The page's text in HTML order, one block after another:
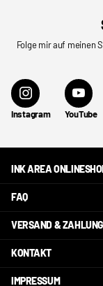
Folge mir auf meinen
Instagram YouTube
INK AREA
FAQ
VERSAND & ZAHLUNG
KONTAKT
IMPRESSUM